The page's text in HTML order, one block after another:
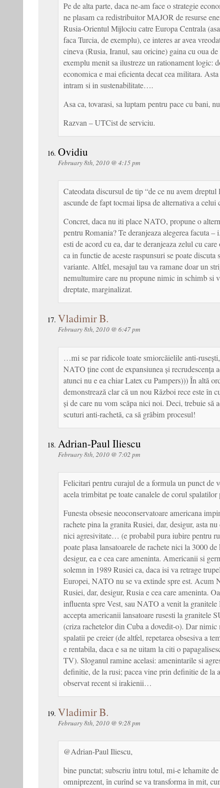
Pe de alta parte, daca ne-am face o strategie
ne plasam ca redistribuitor MAJOR de resurse
Rusia-Orientul Mijlociu catre Europa Centrala
faca Turcia, de exemplu), ce interes ar avea
cineva (Rusia, Iranul, sau oricine) gaina cu oua
exemplu menit sa ilustreze un rationament logic:
economica e mai eficienta decat cea militara.
intram si in sustenabilitate….
Asa ca, tovarasi, sa luptam pentru pace cu bani,
Razvan – UTCist de serviciu.
Ovidiu
February 8th, 2010 @ 4:15 pm
Cateodata discursul de tip “de ce nu avem dreptul
ascunde de fapt tocmai lipsa de alternativa a celui
Concret, daca nu iti place NATO, propune o
pentru Romania? Te deranjeaza alegerea facuta
esti de acord cu ea, dar te deranjeaza zelul cu
ca in functie de aceste raspunsuri se poate discuta
variante. Altfel, mesajul tau va ramane doar un
nemultumire care nu propune nimic in schimb si
dreptate, marginalizat.
Vladimir B.
February 8th, 2010 @ 6:47 pm
…mi se par ridicole toate smiorcăielile anti-
NATO ține cont de expansiunea și recrudescența
atunci nu e ea chiar Latex cu Pampers))) În altă
demonstrează clar că un nou Război rece este în
și de care nu vom scăpa nici noi. Deci, trebuie să
scuturi anti-rachetă, ca să grăbim procesul!
Adrian-Paul Iliescu
February 8th, 2010 @ 7:02 pm
Felicitari pentru curajul de a formula un punct de
acela trimbitat pe toate canalele de corul spalatilor
Funesta obsesie neoconservatoare americana
rachete pina la granita Rusiei, dar, desigur, asta
nici agresivitate… (e probabil pura iubire pentru
poate plasa lansatoarele de rachete nici la 3000
desigur, ea e cea care ameninta. Americanii si
solemn in 1989 Rusiei ca, daca isi va retrage
Europei, NATO nu se va extinde spre est. Acum
Rusiei, dar, desigur, Rusia e cea care ameninta.
influenta spre Vest, sau NATO a venit la granitele
accepta americanii lansatoare rusesti la granitele
(criza rachetelor din Cuba a dovedit-o). Dar nimic
spalatii pe creier (de altfel, repetarea obsesiva a
e rentabila, daca e sa ne uitam la citi o
TV). Sloganul ramine acelasi: amenintarile si
definitie, de la rusi; pacea vine prin definitie de la
observat recent si irakienii…
Vladimir B.
February 8th, 2010 @ 9:28 pm
@Adrian-Paul Iliescu,
bine punctat; subscriu întru totul, mi-e lehamite
omniprezent, în curînd se va transforma în mit,